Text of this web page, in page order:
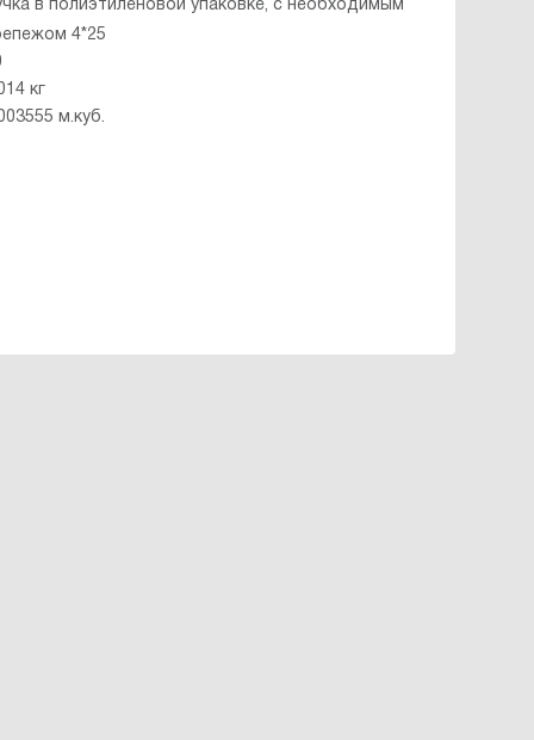
в полиэтиленовой упаковке, с необходимым
4*25
кг
м.куб.